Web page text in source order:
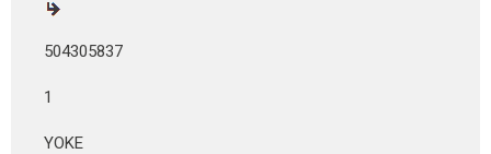
504305837
1
YOKE